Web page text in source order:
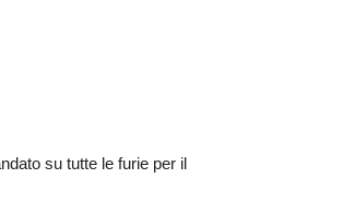
su tutte le furie per il